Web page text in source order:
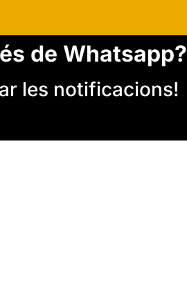
de Whatsapp?
les notificacions!